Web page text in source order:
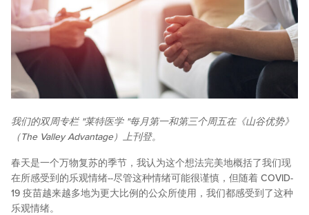
我们的双周专栏 "莱特医学 "每月第一和第三个周五在《山谷优势》
（The Valley Advantage）上刊登。
春天是一个万物复苏的季节，我认为这个想法完美地概括了我们现
在所感受到的乐观情绪--尽管这种情绪可能很谨慎，但随着 COVID-
19 疫苗越来越多地为更大比例的公众所使用，我们都感受到了这种
乐观情绪。